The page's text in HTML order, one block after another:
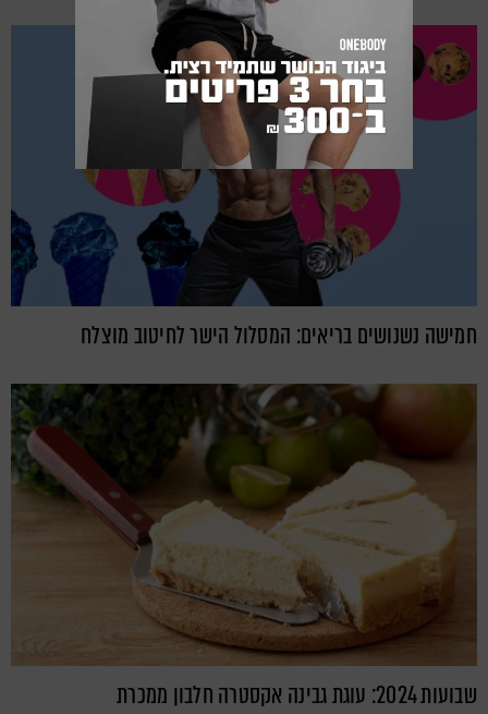
חמישה נשנושים בריאים: המסלול הישר לחיטוב מוצלח
שבועות 2024: עוגת גבינה אקסטרה חלבון ממכרת